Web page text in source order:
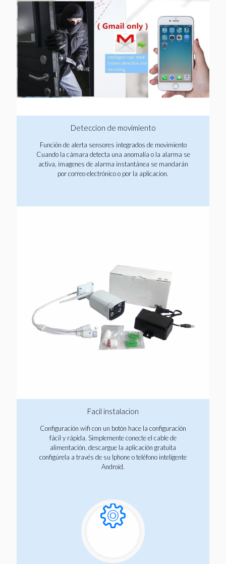
Deteccion de movimiento
Función de alerta sensores integrados de movimiento
Cuando la cámara detecta una anomalía o la alarma se
activa, imagenes de alarma instantánea se mandarán
por correo electrónico o por la aplicacion.
Facil instalacion
Configuración wifi con un botón hace la configuración
fácil y rápida. Simplemente conecte el cable de
alimentación, descargue la aplicación gratuita
configúrela a través de su Iphone o teléfono inteligente
Android.